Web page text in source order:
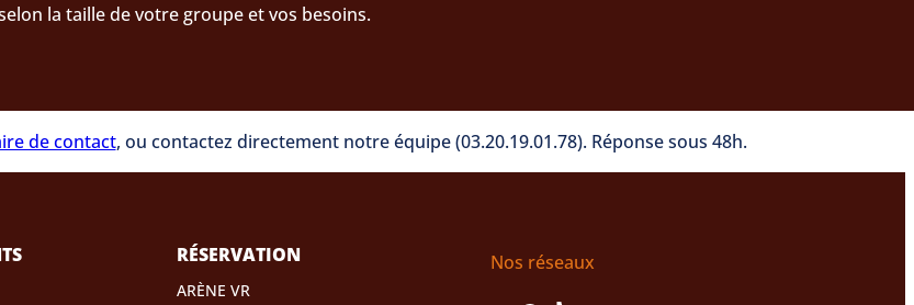
la taille de votre groupe et vos besoins.
de contact, ou contactez directement notre équipe (03.20.19.01.78). Réponse sous 48h.
RÉSERVATION
ARÈNE VR
Nos réseaux